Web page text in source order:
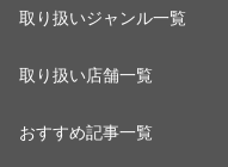
取り扱いジャンル一覧
取り扱い店舗一覧
おすすめ記事一覧